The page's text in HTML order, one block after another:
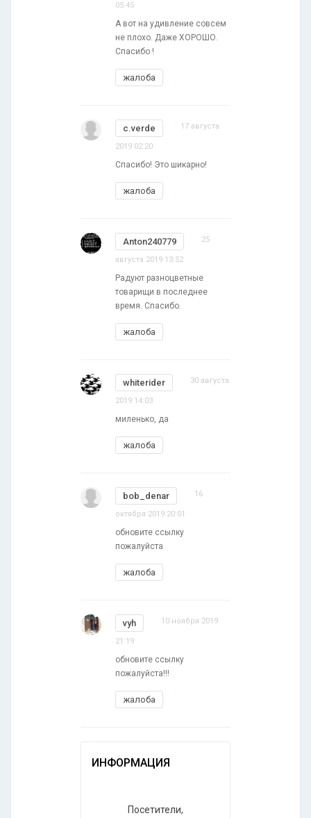
05:45
А вот на удивление совсем
не плохо. Даже ХОРОШО.
Спасибо !
жалоба
c.verde 17 августа
2019 02:20
Спасибо! Это шикарно!
жалоба
Anton240779 25
августа 2019 13:52
Радуют разноцветные
товарищи в последнее
время. Спасибо.
жалоба
whiterider 30 августа
2019 14:03
миленько, да
жалоба
bob_denar 16
октября 2019 20:01
обновите ссылку
пожалуйста
жалоба
vyh 10 ноября 2019
21:19
обновите ссылку
пожалуйста!!!
жалоба
ИНФОРМАЦИЯ
Посетители,